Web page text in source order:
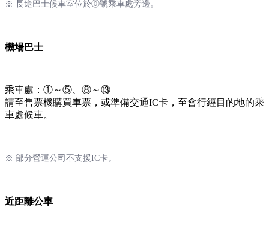
※ 長途巴士候車室位於⓪號乘車處旁邊。
機場巴士
乘車處：①～⑤、⑧～⑬
請至售票機購買車票，或準備交通IC卡，至會行經目的地的乘
車處候車。
※ 部分營運公司不支援IC卡。
近距離公車